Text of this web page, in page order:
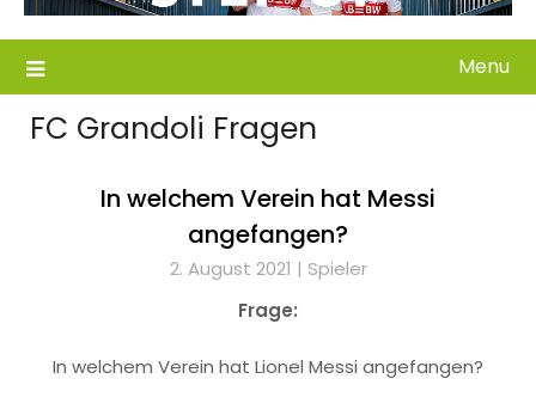
Menu
FC Grandoli Fragen
In welchem Verein hat Messi
angefangen?
2. August 2021 | Spieler
Frage:
In welchem Verein hat Lionel Messi angefangen?